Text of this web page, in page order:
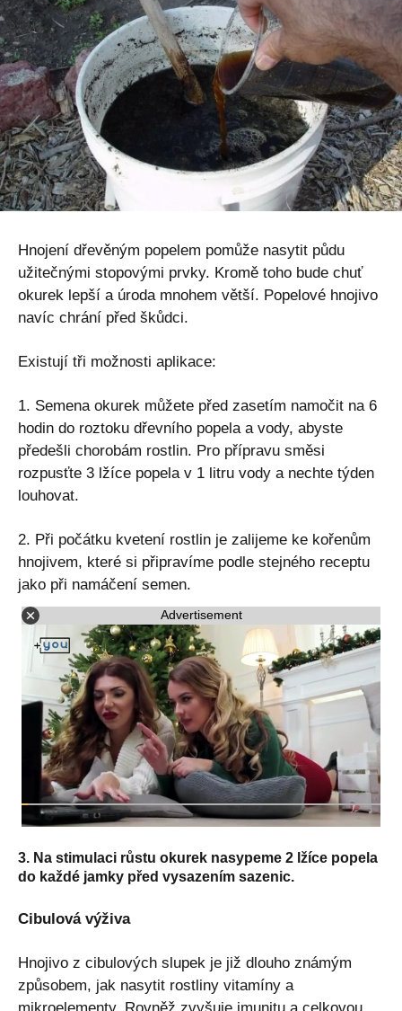
Hnojení dřevěným popelem pomůže nasytit půdu
užitečnými stopovými prvky. Kromě toho bude chuť
okurek lepší a úroda mnohem větší. Popelové hnojivo
navíc chrání před škůdci.
Existují tři možnosti aplikace:
1. Semena okurek můžete před zasetím namočit na 6
hodin do roztoku dřevního popela a vody, abyste
předešli chorobám rostlin. Pro přípravu směsi
rozpusťte 3 lžíce popela v 1 litru vody a nechte týden
louhovat.
2. Při počátku kvetení rostlin je zalijeme ke kořenům
hnojivem, které si připravíme podle stejného receptu
jako při namáčení semen.
Advertisement
3. Na stimulaci růstu okurek nasypeme 2 lžíce popela
do každé jamky před vysazením sazenic.
Cibulová výživa
Hnojivo z cibulových slupek je již dlouho známým
způsobem, jak nasytit rostliny vitamíny a
mikroelementy. Rovněž zvyšuje imunitu a celkovou